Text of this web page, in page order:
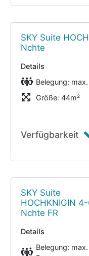
SKY Suite
Nchte
Details
Belegung:
Größe: 44m²
Verfügbarkeit
SKY Suite
HOCHKNIGIN
Nchte FR
Details
Belegung: